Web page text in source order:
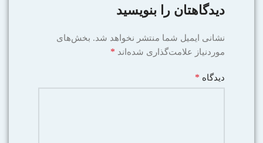
دیدگاهتان را بنویسید
نشانی ایمیل شما منتشر نخواهد شد. بخش‌های
موردنیاز علامت‌گذاری شده‌اند *
دیدگاه *